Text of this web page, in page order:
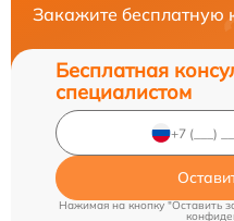
Закажите бесплатную
Бесплатная
специалистом
Нажимая на кнопку "Оставить